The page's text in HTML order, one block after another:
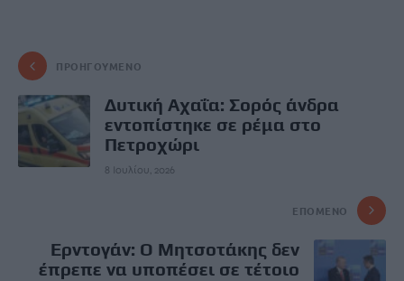
ΠΡΟΗΓΟΎΜΕΝΟ
Δυτική Αχαΐα: Σορός άνδρα
εντοπίστηκε σε ρέμα στο
Πετροχώρι
8 Ιουλίου, 2026
ΕΠΌΜΕΝΟ
Ερντογάν: Ο Μητσοτάκης δεν
έπρεπε να υποπέσει σε τέτοιο